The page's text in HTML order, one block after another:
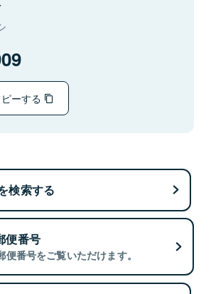
ーする
検索する
便番号
番号をご覧いただけます。